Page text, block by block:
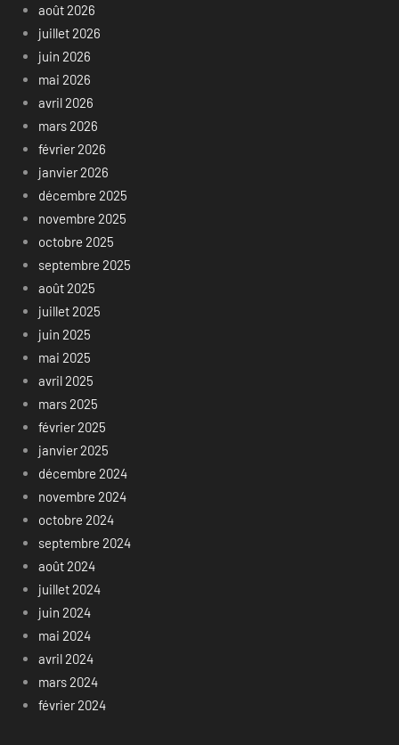
août 2026
juillet 2026
juin 2026
mai 2026
avril 2026
mars 2026
février 2026
janvier 2026
décembre 2025
novembre 2025
octobre 2025
septembre 2025
août 2025
juillet 2025
juin 2025
mai 2025
avril 2025
mars 2025
février 2025
janvier 2025
décembre 2024
novembre 2024
octobre 2024
septembre 2024
août 2024
juillet 2024
juin 2024
mai 2024
avril 2024
mars 2024
février 2024